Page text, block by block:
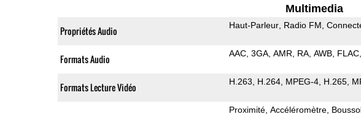
Multimedia
Propriétés Audio Haut-Parleur Radio FM
Formats Audio AAC 3GA AMR RA AWB FLAC
Formats Lecture Vidéo H.263 H.264 MPEG-4 H.265
Proximité Accéléromètre